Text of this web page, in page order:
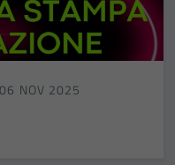
06 NOV 2025